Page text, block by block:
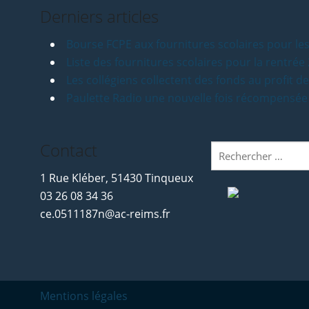
Derniers articles
Bourse FCPE aux fournitures scolaires pour
Liste des fournitures scolaires pour la rentrée
Les collégiens collectent des fonds au profit
Paulette Radio une nouvelle fois
Contact
1 Rue Kléber, 51430 Tinqueux
03 26 08 34 36
ce.0511187n@ac-reims.fr
Rechercher
:
Mentions légales